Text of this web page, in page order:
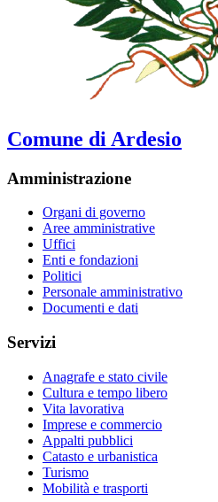
Comune di Ardesio
Amministrazione
Organi di governo
Aree amministrative
Uffici
Enti e fondazioni
Politici
Personale amministrativo
Documenti e dati
Servizi
Anagrafe e stato civile
Cultura e tempo libero
Vita lavorativa
Imprese e commercio
Appalti pubblici
Catasto e urbanistica
Turismo
Mobilità e trasporti